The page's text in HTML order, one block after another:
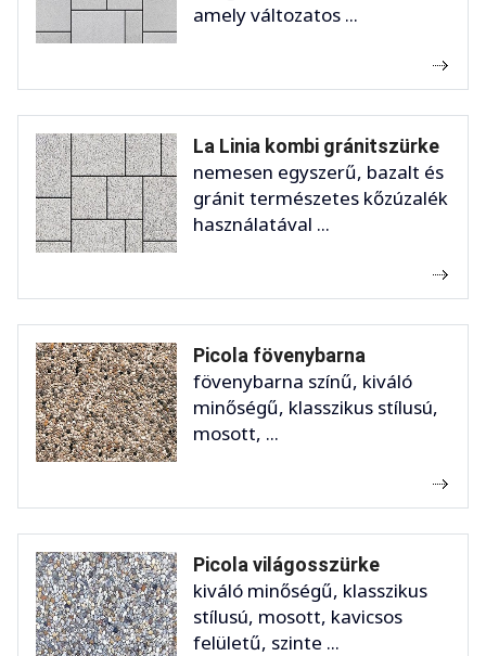
amely változatos ...
La Linia kombi gránitszürke
nemesen egyszerű, bazalt és
gránit természetes kőzúzalék
használatával ...
Picola fövenybarna
fövenybarna színű, kiváló
minőségű, klasszikus stílusú,
mosott, ...
Picola világosszürke
kiváló minőségű, klasszikus
stílusú, mosott, kavicsos
felületű, szinte ...